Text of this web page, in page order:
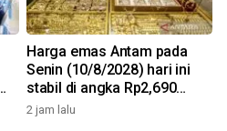
Harga emas Antam pada
Senin (10/8/2028) hari ini
stabil di angka Rp2,690
juta/gr
2 jam lalu